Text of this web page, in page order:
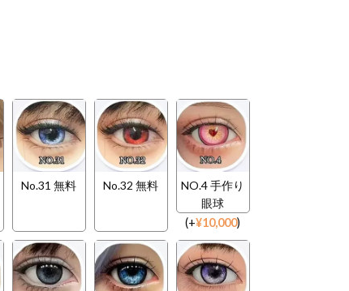
No.31 無料 No.32 無料
NO.4 手作り
眼球
(+¥10,000)